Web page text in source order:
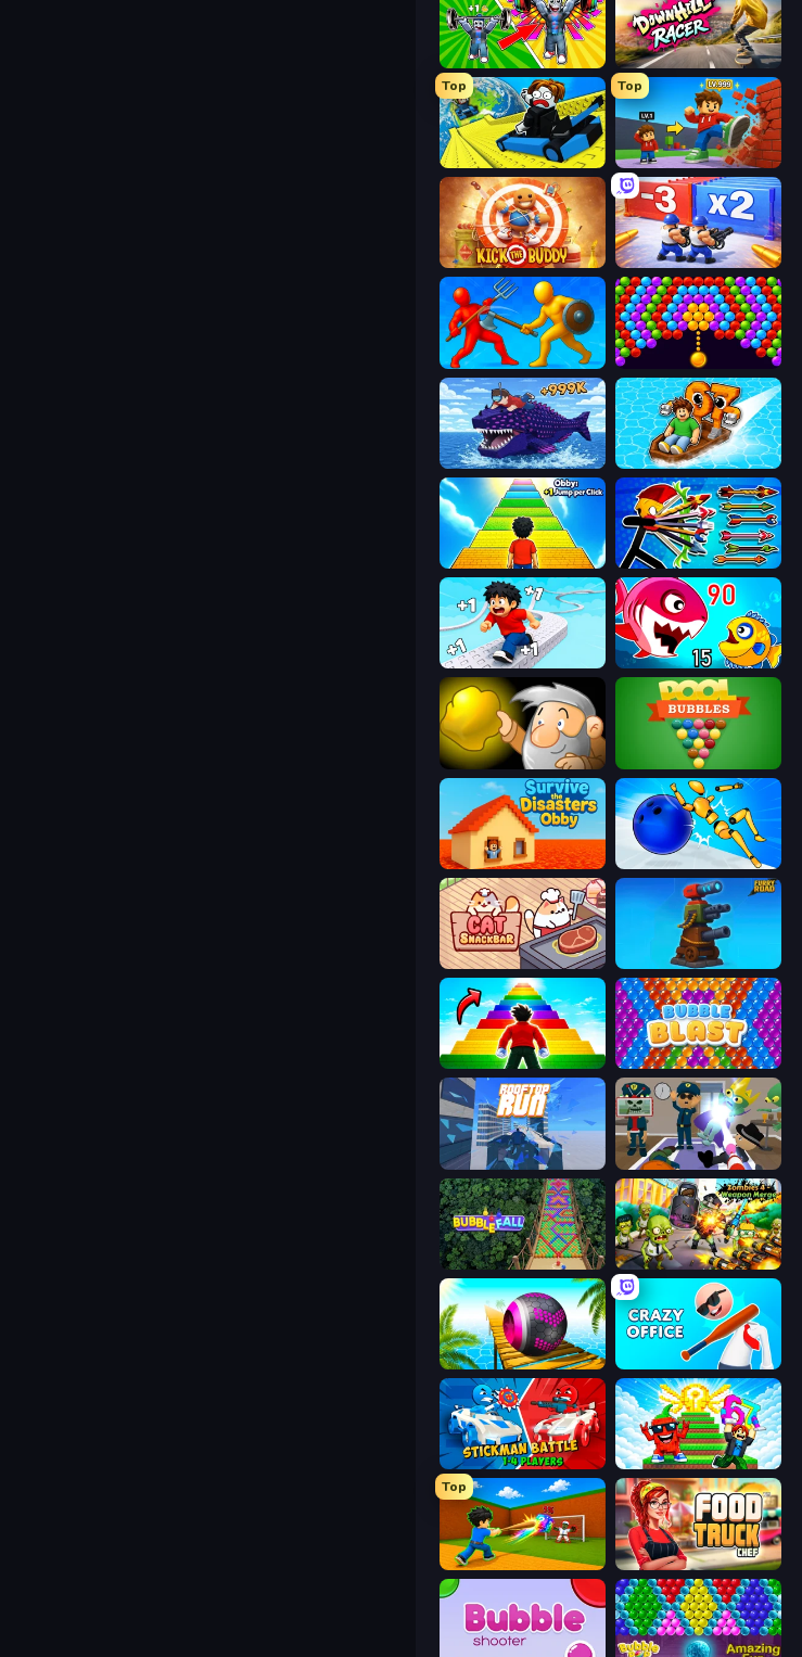
Obby: Gym Simulator, Escape Downhill Racer
Top
Cart Ride Danger Mount
Top
Obby: +1 Click Wall Breaker
Kick the Buddy Battle Brigade
Epic Sword Battle! Fight in Arena Bubble Story
Obby Fish Challenge: Ride Float for Brainrots
Obby: +1 Jump per Click Archer Ragdoll Masters
Speed per Click: Obby Fish Eat Getting Big
Gold Miner Pool Bubbles
Survive the Disasters: Obby Playground Man! Ragdoll Show!
Cat Snack Bar Furry Road
Obby Highest Jump Ever Bubble Blast
Rooftop Run Find The Alien
Bubble Fall Zombies 4 Weapon Merge
Rolling Balls Sea Race Crazy Office: Slap and Smash!
Stickman battle 1-4 Players Run and Jump for Brainrot
Top
Baseball For Brainrot Food Truck Chef™: A Fun Cooking Game